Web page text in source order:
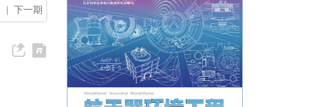
下一期